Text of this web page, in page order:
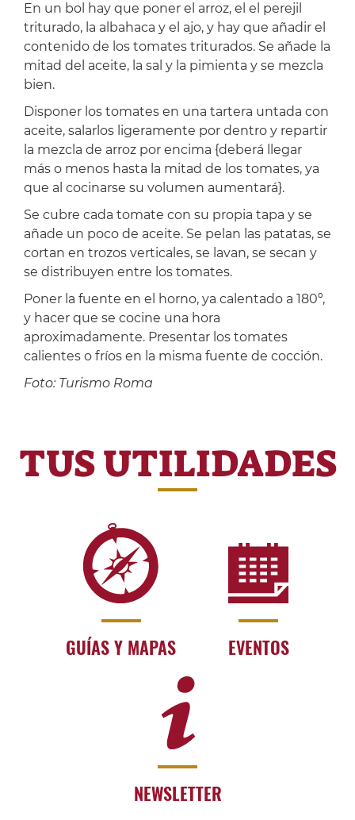
En un bol hay que poner el arroz, el el perejil
triturado, la albahaca y el ajo, y hay que añadir el
contenido de los tomates triturados. Se añade la
mitad del aceite, la sal y la pimienta y se mezcla
bien.
Disponer los tomates en una tartera untada con
aceite, salarlos ligeramente por dentro y repartir
la mezcla de arroz por encima {deberá llegar
más o menos hasta la mitad de los tomates, ya
que al cocinarse su volumen aumentará}.
Se cubre cada tomate con su propia tapa y se
añade un poco de aceite. Se pelan las patatas, se
cortan en trozos verticales, se lavan, se secan y
se distribuyen entre los tomates.
Poner la fuente en el horno, ya calentado a 180º,
y hacer que se cocine una hora
aproximadamente. Presentar los tomates
calientes o fríos en la misma fuente de cocción.
Foto: Turismo Roma
TUS UTILIDADES
GUÍAS Y MAPAS EVENTOS
NEWSLETTER